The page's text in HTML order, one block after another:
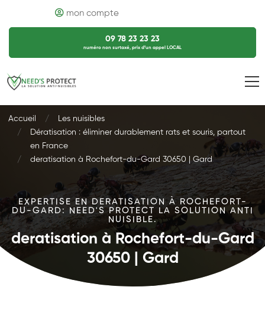
mon compte
09 78 23 23 23
numéro non surtaxé, prix d’un appel LOCAL
Accueil
Les nuisibles
Dératisation : éliminer durablement rats et souris, partout
en France
deratisation à Rochefort-du-Gard 30650 | Gard
EXPERTISE EN DERATISATION À ROCHEFORT-
DU-GARD: NEED'S PROTECT LA SOLUTION ANTI
NUISIBLE.
deratisation à Rochefort-du-Gard
30650 | Gard